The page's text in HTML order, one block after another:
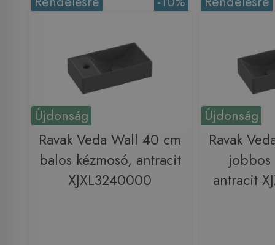
Újdonság
Ravak Veda Wall 40 cm
balos kézmosó, antracit
XJXL3240000
Újdonság
Ravak
jobbos
antracit